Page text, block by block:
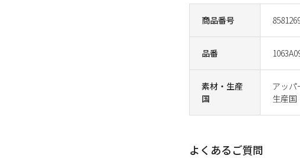
商品番号
品番
素材・生産
国
アッ
生産国
よくあるご質問